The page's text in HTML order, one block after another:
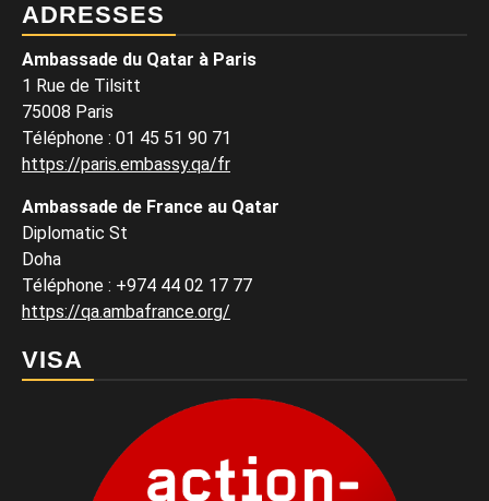
ADRESSES
Ambassade du Qatar à Paris
1 Rue de Tilsitt
75008 Paris
Téléphone : 01 45 51 90 71
https://paris.embassy.qa/fr
Ambassade de France au Qatar
Diplomatic St
Doha
Téléphone : +974 44 02 17 77
https://qa.ambafrance.org/
VISA